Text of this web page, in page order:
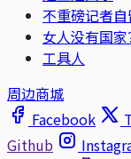
不重磅记者
女人没有国家
工具人
周边商城
Facebook
Github